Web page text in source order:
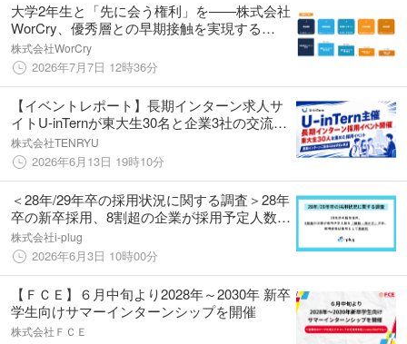
大学2年生と「先に会う権利」を——株式会社
WorCry、優秀層との早期接触を実現する
『AOHARUインターン』大学2年生特化の新
卒採用支援を開始
株式会社WorCry
2026年7月7日 12時36分
【イベントレポート】長期インターン求人サ
イトU-inTernが東大生30名と企業3社の交流イ
ベントを開催
株式会社TENRYU
2026年6月13日 19時10分
＜28年/29年卒の採用状況に関する調査＞28年
卒の新卒採用、8割超の企業が採用予定人数を
「維持・増やす」方針。採用姿勢は依然とし
て意欲的
株式会社i-plug
2026年6月3日 10時00分
【ＦＣＥ】６月中旬より2028年～2030年 新卒
学生向けサマーインターンシップを開催
株式会社ＦＣＥ